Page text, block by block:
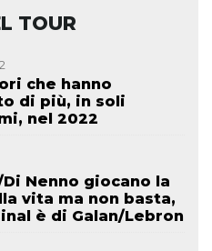
TOUR
che hanno
di più, in soli
nel 2022
Nenno giocano la
vita ma non basta,
è di Galan/Lebron